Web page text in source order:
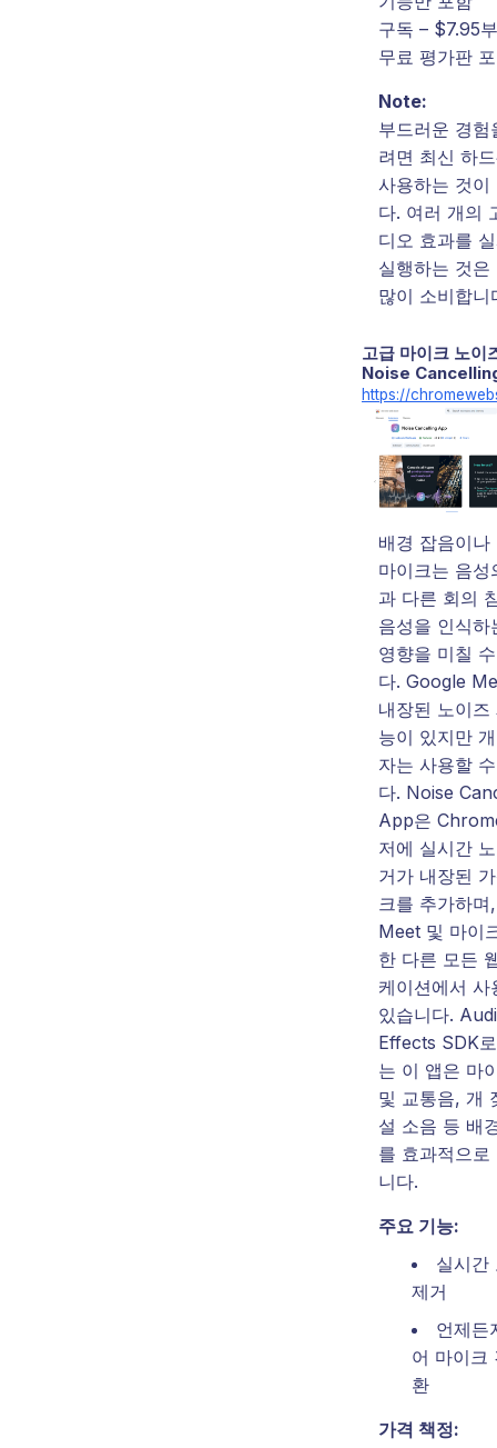
구독 – $7.95
무료 평가판
Note:
부드러운 경험
려면 최신 하
사용하는 것이
다. 여러 개의
디오 효과를
실행하는 것은
많이 소비합니
고급 마이크 노이
Noise
https://
배경 잡음이나
마이크는 음성
과 다른 회의
음성을 인식하
영향을 미칠
다. Google
내장된 노이즈
능이 있지만
자는 사용할
다. Noise
App은
저에 실시간
거가 내장된
크를 추가하
Meet 및 마이
한 다른 모든
케이션에서 사
있습니다.
Effects SDK
는 이 앱은 마
및 교통음, 개
설 소음 등 배
를 효과적으로
니다.
주요 기능:
실시간
제거
언제든
어 마이크
환
가격 책정: